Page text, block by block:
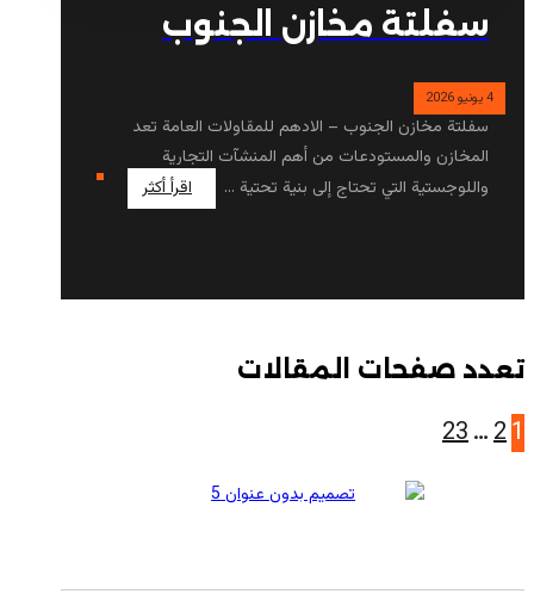
سفلتة مخازن الجنوب
4 يونيو 2026
سفلتة مخازن الجنوب – الادهم للمقاولات العامة تعد
المخازن والمستودعات من أهم المنشآت التجارية
واللوجستية التي تحتاج إلى بنية تحتية ...
اقرأ أكثر
تعدد صفحات المقالات
1
2
…
23